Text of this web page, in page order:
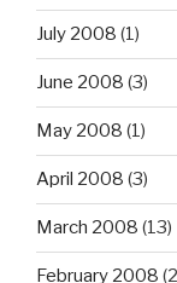
July 2008 (1)
June 2008 (3)
May 2008 (1)
April 2008 (3)
March 2008 (13)
February 2008